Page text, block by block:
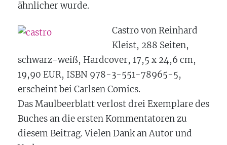
ähnlicher wurde.
Castro von Reinhard
Kleist, 288 Seiten,
schwarz-weiß, Hardcover, 17,5 x 24,6 cm,
19,90 EUR, ISBN 978-3-551-78965-5,
erscheint bei Carlsen Comics.
Das Maulbeerblatt verlost drei Exemplare des
Buches an die ersten Kommentatoren zu
diesem Beitrag. Vielen Dank an Autor und